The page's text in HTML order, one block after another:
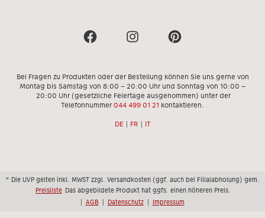
Bei Fragen zu Produkten oder der Bestellung können Sie uns gerne von
Montag bis Samstag von 8:00 – 20:00 Uhr und Sonntag von 10:00 –
20:00 Uhr (gesetzliche Feiertage ausgenommen) unter der
Telefonnummer 044 499 01 21 kontaktieren.
DE | FR | IT
* Die UVP gelten inkl. MWST zzgl. Versandkosten (ggf. auch bei Filialabholung) gem.
Preisliste Das abgebildete Produkt hat ggfs. einen höheren Preis.
| AGB | Datenschutz | Impressum